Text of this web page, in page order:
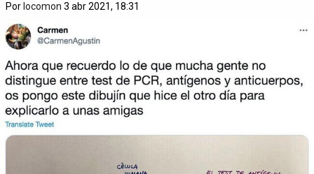
Por locomon 3 abr 2021, 18:31